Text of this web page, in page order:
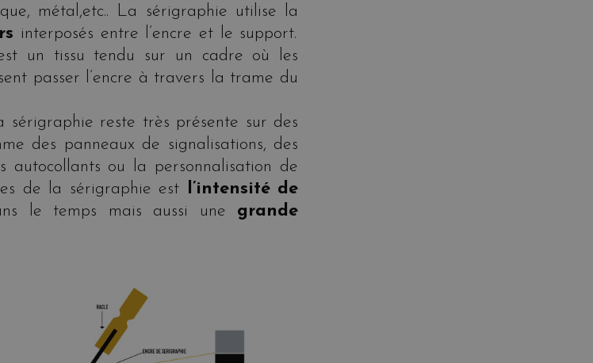
métal,etc.. La sérigraphie utilise la
interposés entre l’encre et le support.
un tissu tendu sur un cadre où les
passer l’encre à travers la trame du
sérigraphie reste très présente sur des
des panneaux de signalisations, des
autocollants ou la personnalisation de
de la sérigraphie est l’intensité de
le temps mais aussi une grande